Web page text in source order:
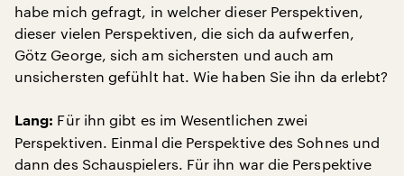
habe mich gefragt, in welcher dieser Perspektiven,
dieser vielen Perspektiven, die sich da aufwerfen,
Götz George, sich am sichersten und auch am
unsichersten gefühlt hat. Wie haben Sie ihn da erlebt?
Lang: Für ihn gibt es im Wesentlichen zwei
Perspektiven. Einmal die Perspektive des Sohnes und
dann des Schauspielers. Für ihn war die Perspektive